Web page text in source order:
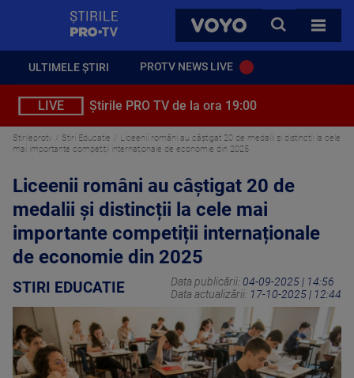
VOYO
CAUTA
TOATE
ULTIMELE ȘTIRI PROTV NEWS LIVE
LIVE Știrile PRO TV de la ora 19:00
Stirileprotv Stiri Educatie
Liceenii români au câștigat 20 de medalii și distincții la cele
mai importante competiții internaționale de economie din 2025
Liceenii români au câștigat 20 de
medalii și distincții la cele mai
importante competiții internaționale
de economie din 2025
STIRI EDUCATIE Data publicării: 04-09-2025 | 14:56
Data actualizării: 17-10-2025 | 12:44